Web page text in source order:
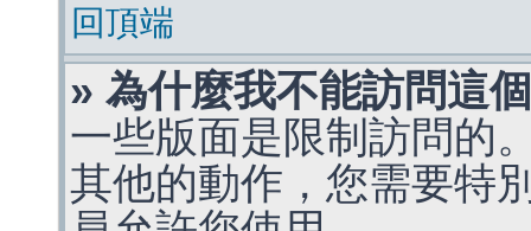
回頂端
» 為什麼我不能訪問這
一些版面是限制訪問的
其他的動作，您需要特